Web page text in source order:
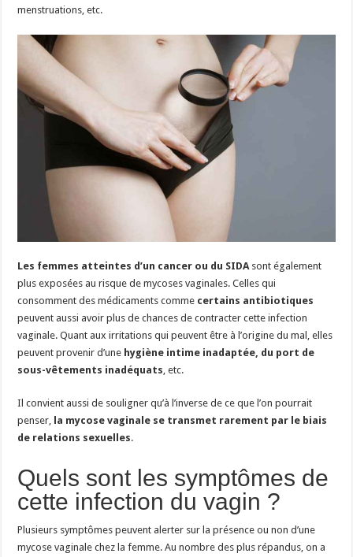
menstruations, etc.
Les femmes atteintes d’un cancer ou du SIDA sont également
plus exposées au risque de mycoses vaginales. Celles qui
consomment des médicaments comme certains antibiotiques
peuvent aussi avoir plus de chances de contracter cette infection
vaginale. Quant aux irritations qui peuvent être à l’origine du mal, elles
peuvent provenir d’une hygiène intime inadaptée, du port de
sous-vêtements inadéquats , etc.
Il convient aussi de souligner qu’à l’inverse de ce que l’on pourrait
penser, la mycose vaginale se transmet rarement par le biais
de relations sexuelles.
Quels sont les symptômes de
cette infection du vagin ?
Plusieurs symptômes peuvent alerter sur la présence ou non d’une
mycose vaginale chez la femme. Au nombre des plus répandus, on a